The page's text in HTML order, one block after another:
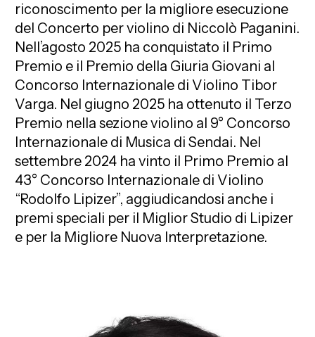
riconoscimento per la migliore esecuzione
del Concerto per violino di Niccolò Paganini.
Nell’agosto 2025 ha conquistato il Primo
Premio e il Premio della Giuria Giovani al
Concorso Internazionale di Violino Tibor
Varga. Nel giugno 2025 ha ottenuto il Terzo
Premio nella sezione violino al 9° Concorso
Internazionale di Musica di Sendai. Nel
settembre 2024 ha vinto il Primo Premio al
43° Concorso Internazionale di Violino
“Rodolfo Lipizer”, aggiudicandosi anche i
premi speciali per il Miglior Studio di Lipizer
e per la Migliore Nuova Interpretazione.